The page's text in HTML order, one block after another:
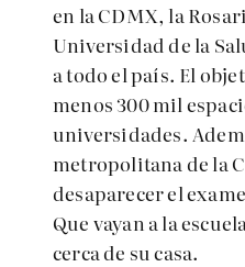
en la CDMX, la
Universidad de la
a todo el país. El
menos 300 mil
universidades.
metropolitana de la
desaparecer el
Que vayan a la
cerca de su casa.